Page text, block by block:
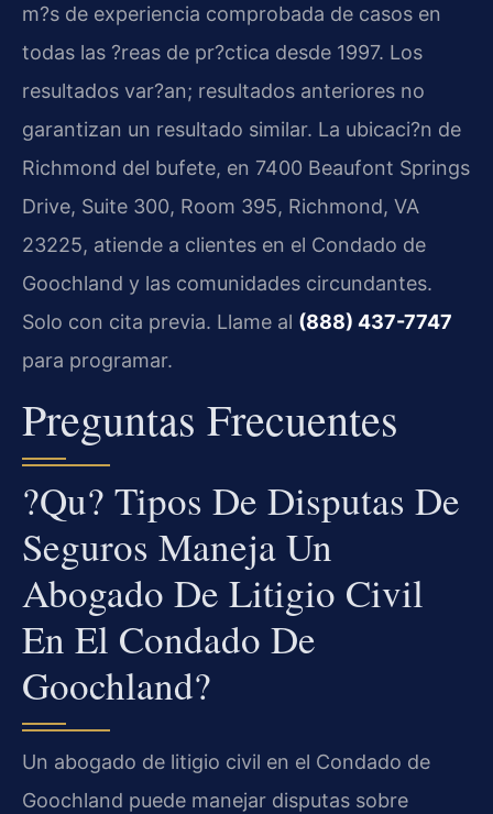
m?s de experiencia comprobada de casos en
todas las ?reas de pr?ctica desde 1997. Los
resultados var?an; resultados anteriores no
garantizan un resultado similar. La ubicaci?n de
Richmond del bufete, en 7400 Beaufont Springs
Drive, Suite 300, Room 395, Richmond, VA
23225, atiende a clientes en el Condado de
Goochland y las comunidades circundantes.
Solo con cita previa. Llame al (888) 437-7747
para programar.
Preguntas Frecuentes
?Qu? Tipos De Disputas De
Seguros Maneja Un
Abogado De Litigio Civil
En El Condado De
Goochland?
Un abogado de litigio civil en el Condado de
Goochland puede manejar disputas sobre